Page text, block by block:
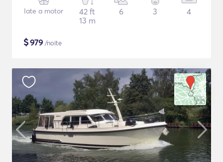
Iate a motor
42 ft
13 m
6 3 4
$979 /noite